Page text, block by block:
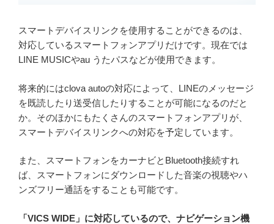
スマートデバイスリンクを使用することができるのは、
対応しているスマートフォンアプリだけです。現在では
LINE MUSICやau うたパスなどが使用できます。
将来的にはclova autoの対応によって、LINEのメッセージ
を既読したり送受信したりすることが可能になるのだと
か。そのほかにもたくさんのスマートフォンアプリが、
スマートデバイスリンクへの対応を予定しています。
また、スマートフォンをカーナビとBluetooth接続すれ
ば、スマートフォンにダウンロードした音楽の視聴やハ
ンズフリー通話をすることも可能です。
「VICS WIDE」に対応しているので、ナビゲーション機